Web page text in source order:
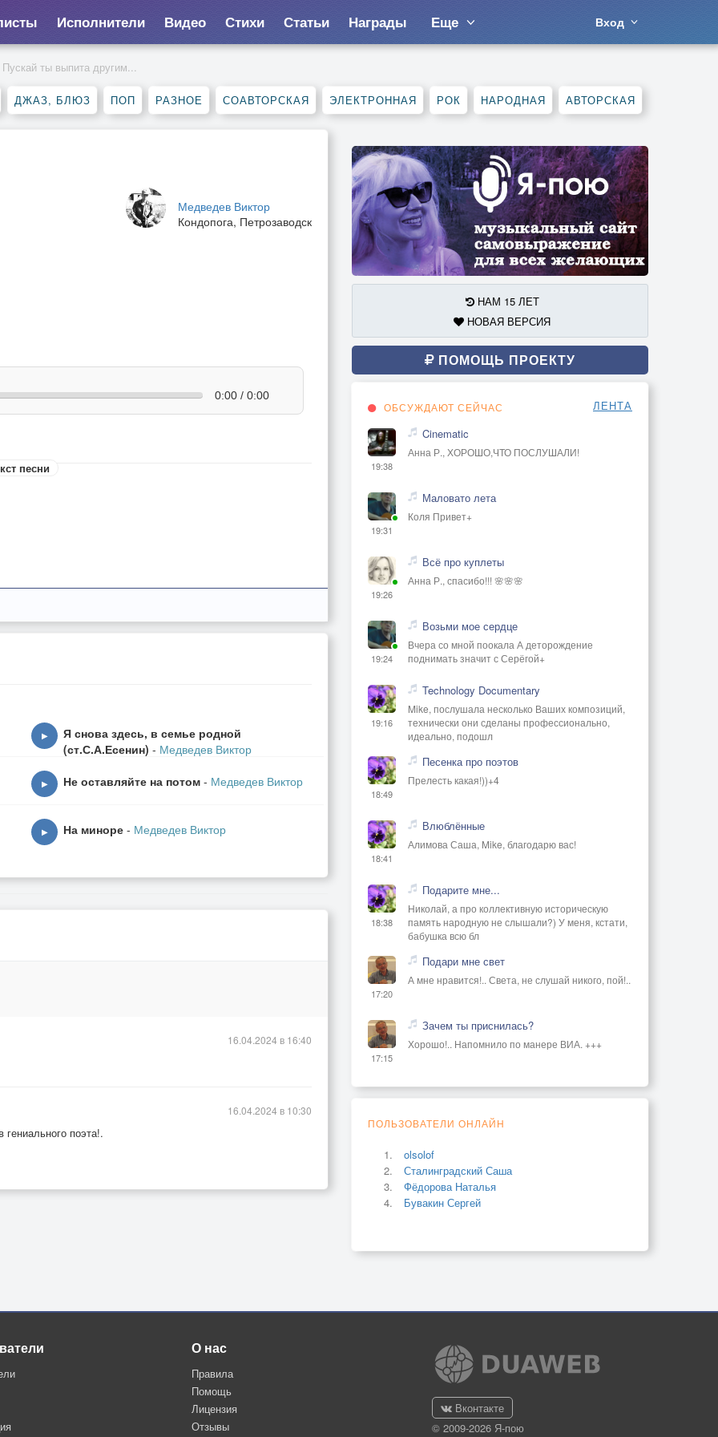
Исполнители Видео Стихи Статьи Награды Еще Вход
Пускай ты выпита другим...
ДЖАЗ, БЛЮЗ ПОП РАЗНОЕ СОАВТОРСКАЯ ЭЛЕКТРОННАЯ РОК НАРОДНАЯ АВТОРСКАЯ
Медведев Виктор
Кондопога, Петрозаводск
0:00 / 0:00
песни
▶
Я снова здесь, в семье родной
(ст.С.А.Есенин) - Медведев Виктор
▶ Не оставляйте на потом - Медведев Виктор
▶ На миноре - Медведев Виктор
16.04.2024 в 16:40
поэта!.
16.04.2024 в 10:30
НАМ 15 ЛЕТ
НОВАЯ ВЕРСИЯ
ПОМОЩЬ ПРОЕКТУ
ОБСУЖДАЮТ СЕЙЧАС ЛЕНТА
19:38
Cinematic
Анна Р., ХОРОШО,ЧТО ПОСЛУШАЛИ!
19:31
Маловато лета
Коля Привет+
19:26
Всё про куплеты
Анна Р., спасибо!!! 🌸🌸🌸
19:24
Возьми мое сердце
Вчера со мной поокала А деторождение
поднимать значит с Серёгой+
19:16
Technology Documentary
Mike, послушала несколько Ваших композиций,
технически они сделаны профессионально,
идеально, подошл
18:49
Песенка про поэтов
Прелесть какая!))+4
18:41
Влюблённые
Алимова Саша, Mike, благодарю вас!
18:38
Подарите мне...
Николай, а про коллективную историческую
память народную не слышали?) У меня, кстати,
бабушка всю бл
17:20
Подари мне свет
А мне нравится!.. Света, не слушай никого, пой!..
17:15
Зачем ты приснилась?
Хорошо!.. Напомнило по манере ВИА. +++
ПОЛЬЗОВАТЕЛИ ОНЛАЙН
olsolof
Сталинградский Саша
Фёдорова Наталья
Бувакин Сергей
О нас
Правила
Помощь
Лицензия
Отзывы
Вконтакте
© 2009-2026 Я-пою